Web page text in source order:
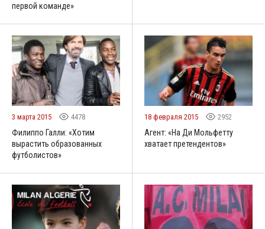
первой команде»
3 марта 2015 4478
Филиппо Галли: «Хотим
вырастить образованных
футболистов»
18 февраля 2015 2952
Агент: «На Ди Мольфетту
хватает претендентов»